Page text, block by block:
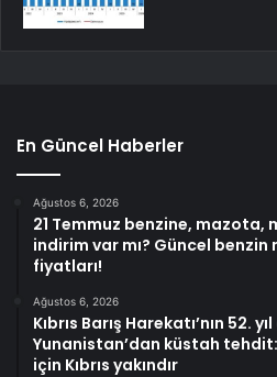
En Güncel Haberler
Ağustos 6, 2026
21 Temmuz benzine, mazota,
indirim var mı? Güncel
fiyatları!
Ağustos 6, 2026
Kıbrıs Barış Harekatı’nın 52.
Yunanistan’dan küstah
için Kıbrıs yakındır